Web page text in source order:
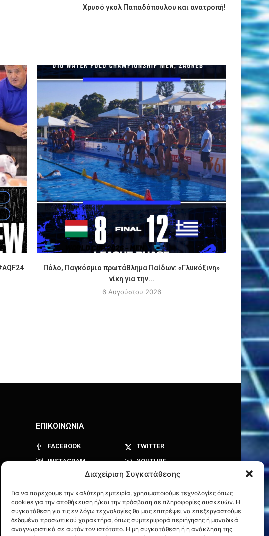
Διαχείριση Συγκατάθεσης
Για να παρέχουμε την καλύτερη εμπειρία, χρησιμοποιούμε τεχνολογίες όπως
cookies για την αποθήκευση ή/και την πρόσβαση σε πληροφορίες συσκευών. Η
συγκατάθεση για τις εν λόγω τεχνολογίες θα μας επιτρέψει να επεξεργαστούμε
δεδομένα προσωπικού χαρακτήρα, όπως συμπεριφορά περιήγησης ή μοναδικά
αναγνωριστικά σε αυτόν τον ιστότοπο. Η μη συγκατάθεση ή η ανάκληση της
Χρυσό γκολ Παπαδόπουλου και ανατροπή!
Πόλο, Παγκόσμιο πρωτάθλημα Παίδων: «Γλυκόξινη»
νίκη για την...
6 Αυγούστου 2026
ΕΠΙΚΟΙΝΩΝΙΑ
FACEBOOK
TWITTER
INSTAGRAM
YOUTUBE